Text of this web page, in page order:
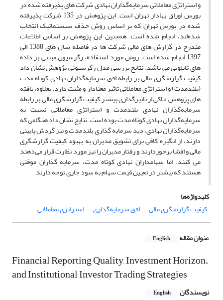
و استراتژی‌ معاملاتی سرمایه‌گذاران نهادی شرکت های پذیرفته شده در
بورس اوراق بهادار تهران است. این پژوهش در 135 شرکت پذیرفته
شده در بورس تهران که بر اساس روش حذف سیستماتیک انتخاب
شده‌اند، انجام شده است. همچنین این پژوهش بر اساس اطلاعات
مندرج در گزارش های مالی شرکت ها در فاصله سال های 1388 الی
1397 انجام شده است. روش مورد استفاده، رگرسیون مبتنی بر داده
های تابلویی می باشد. نتایج بررسی مدل رگرسیونی پژوهش نشان داد
کیفیت گزارشگری مالی بر رابطه افق سرمایه‌گذاران نهادی کوتاه مدت
(بلندمدت) و استراتژی معاملاتی تاثیر معنادار و مثبت دارد. بعلاوه، یافته
های پژوهش حاکی از تاثیرگذاری بیشتر کیفیت گزارشگری مالی بر رابطه
سرمایه‌گذاران نهادی بلندمدت و استراتژی معاملاتی نسبت به
سرمایه‌گذاران نهادی کوتاه مدت بوده است. نتایج نشان داد هنگامی که
سرمایه‌گذاران نهادی، دید سرمایه گذاری بلندمدت و نیز گردش پایینی
دارند، از انگیزه کافی برای تشویق مدیران به بهبود کیفیت گزارشگری
مالی و افشا برخوردارند و رفتار مدیران را نیز مورد نظارت قرار می‌دهند
می کنند. اما سهامداران نهادی کوتاه مدت، سرمایه گذاران موقتی
هستند که بیشتر در تعیین قیمت سهام به سود جاری توجه دارند
کلیدواژه‌ها
کیفیت گزارشگری مالی
افق سرمایه‌گذاری استراتژی معاملاتی
عنوان مقاله English
Financial Reporting Quality, Investment Horizon،
and Institutional Investor Trading Strategies
نویسندگان English